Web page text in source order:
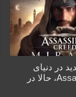
در دنیای
Assassin’s Creed، حالا در